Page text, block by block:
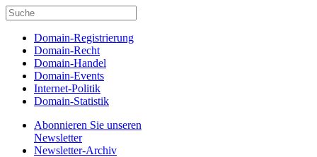
Domain-Registrierung
Domain-Recht
Domain-Handel
Domain-Events
Internet-Politik
Domain-Statistik
Abonnieren Sie unseren
Newsletter
Newsletter-Archiv